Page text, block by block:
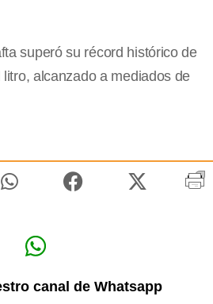
superó su récord histórico de
alcanzado a mediados de
canal de Whatsapp